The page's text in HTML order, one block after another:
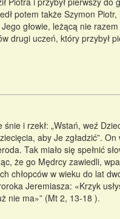
potem także Szymon
głowie, leżącą nie
drugi uczeń, który przybył
i rzekł: „Wstań, weź
aby Je zgładzić”. On
Tak miało się spełnić
że go Mędrcy zawiedli,
chłopców w wieku do lat
Jeremiasza: «Krzyk
nie ma»” (Mt 2, 13-18 ).